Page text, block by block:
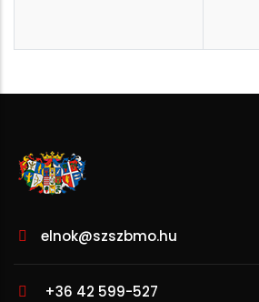
elnok@szszbmo.hu
+36 42 599-527